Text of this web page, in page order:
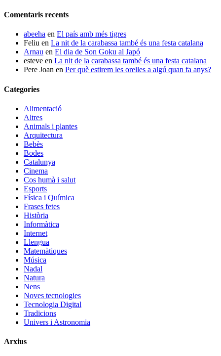
Comentaris recents
abeeha en El país amb més tigres
Feliu en La nit de la carabassa també és una festa catalana
Arnau en El dia de Son Goku al Japó
esteve en La nit de la carabassa també és una festa catalana
Pere Joan en Per què estirem les orelles a algú quan fa anys?
Categories
Alimentació
Altres
Animals i plantes
Arquitectura
Bebès
Bodes
Catalunya
Cinema
Cos humà i salut
Esports
Física i Química
Frases fetes
Història
Informàtica
Internet
Llengua
Matemàtiques
Música
Nadal
Natura
Nens
Noves tecnologies
Tecnologia Digital
Tradicions
Univers i Astronomia
Arxius